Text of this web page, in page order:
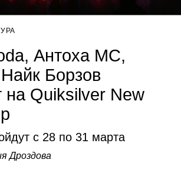
Антоха МС,
Борзов
на Quiksilver New
с 28 по 31 марта
Дроздова